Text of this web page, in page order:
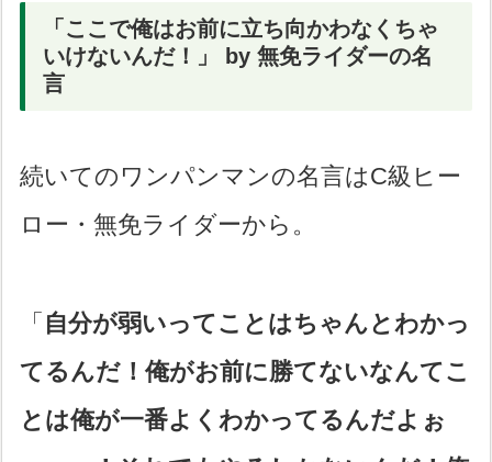
「ここで俺はお前に立ち向かわなくちゃ
いけないんだ！」 by 無免ライダーの名
言
続いてのワンパンマンの名言はC級ヒー
ロー・無免ライダーから。
「 自分が弱いってことはちゃんとわかっ
てるんだ！俺がお前に勝てないなんてこ
とは俺が一番よくわかってるんだよぉ